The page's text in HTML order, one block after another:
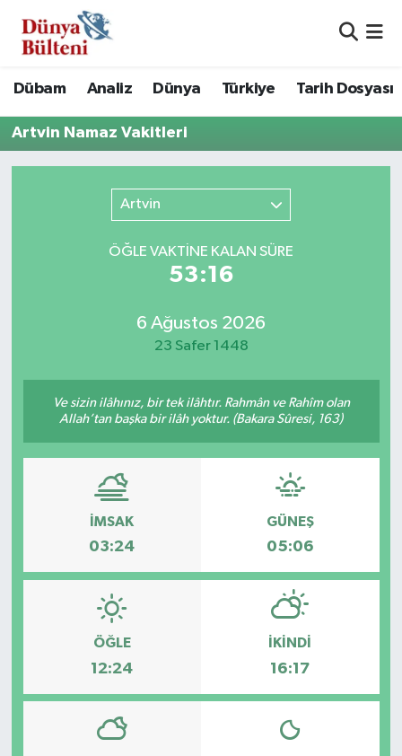
Dübam Analiz Dünya Türkiye Tarih Dosyası
Artvin Namaz Vakitleri
Artvin
ÖĞLE VAKTİNE KALAN SÜRE
53:16
6 Ağustos 2026
23 Safer 1448
Ve sizin ilâhınız, bir tek ilâhtır. Rahmân ve Rahîm olan
Allah’tan başka bir ilâh yoktur. (Bakara Sûresi, 163)
İMSAK
03:24
GÜNEŞ
05:06
ÖĞLE
12:24
İKINDI
16:17
Hava Durumu
Trafik Durumu
Süper Lig Puan Durumu ve Fikstür
Son Dakika Haberleri